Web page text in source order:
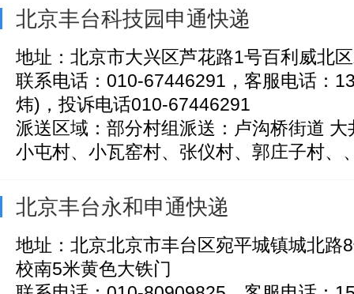
北京丰台科技园申通快递
地址：北京市大兴区芦花路1号百利威北
联系电话：010-67446291，客服电话：
炜)，投诉电话010-67446291
派送区域：部分村组派送：卢沟桥街道
小屯村、小瓦窑村、张仪村、郭庄子村、
北京丰台永和申通快递
地址：北京北京市丰台区宛平城镇城北路
校南5米黄色大铁门